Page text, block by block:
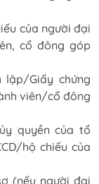
của người đại
cổ đông góp
lập/Giấy chứng
viên/cổ đông
quyền của tổ
hộ chiếu của
(nếu người đại